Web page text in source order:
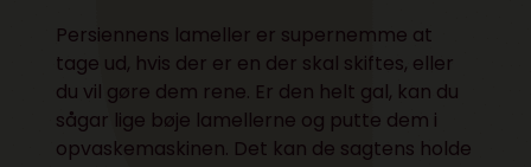
Persiennens lameller er supernemme at
tage ud, hvis der er en der skal skiftes, eller
du vil gøre dem rene. Er den helt gal, kan du
sågar lige bøje lamellerne og putte dem i
opvaskemaskinen. Det kan de sagtens holde